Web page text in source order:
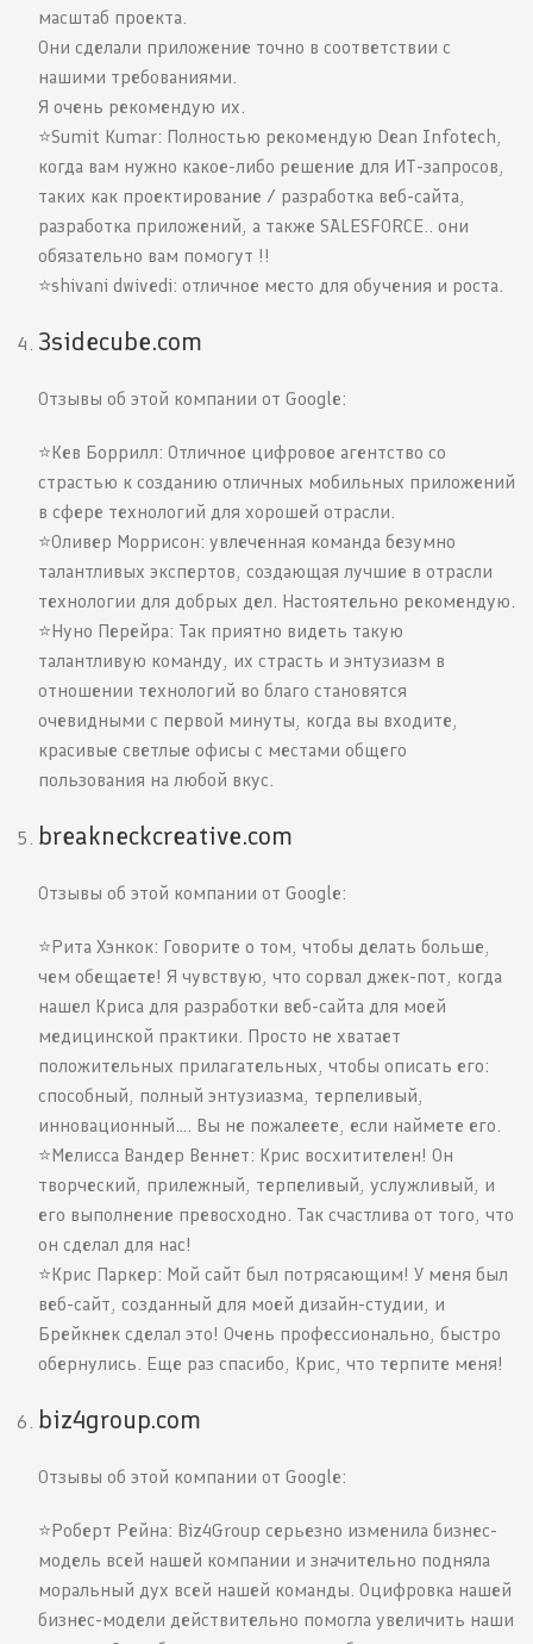
масштаб проекта.
Они сделали приложение точно в соответствии с
нашими требованиями.
Я очень рекомендую их.
⭐️Sumit Kumar: Полностью рекомендую Dean Infotech,
когда вам нужно какое-либо решение для ИТ-запросов,
таких как проектирование / разработка веб-сайта,
разработка приложений, а также SALESFORCE.. они
обязательно вам помогут !!
⭐️shivani dwivedi: отличное место для обучения и роста.
3sidecube.com
Отзывы об этой компании от Google:
⭐️Кев Боррилл: Отличное цифровое агентство со
страстью к созданию отличных мобильных приложений
в сфере технологий для хорошей отрасли.
⭐️Оливер Моррисон: увлеченная команда безумно
талантливых экспертов, создающая лучшие в отрасли
технологии для добрых дел. Настоятельно рекомендую.
⭐️Нуно Перейра: Так приятно видеть такую
талантливую команду, их страсть и энтузиазм в
отношении технологий во благо становятся
очевидными с первой минуты, когда вы входите,
красивые светлые офисы с местами общего
пользования на любой вкус.
breakneckcreative.com
Отзывы об этой компании от Google:
⭐️Рита Хэнкок: Говорите о том, чтобы делать больше,
чем обещаете! Я чувствую, что сорвал джек-пот, когда
нашел Криса для разработки веб-сайта для моей
медицинской практики. Просто не хватает
положительных прилагательных, чтобы описать его:
способный, полный энтузиазма, терпеливый,
инновационный…. Вы не пожалеете, если наймете его.
⭐️Мелисса Вандер Веннет: Крис восхитителен! Он
творческий, прилежный, терпеливый, услужливый, и
его выполнение превосходно. Так счастлива от того, что
он сделал для нас!
⭐️Крис Паркер: Мой сайт был потрясающим! У меня был
веб-сайт, созданный для моей дизайн-студии, и
Брейкнек сделал это! Очень профессионально, быстро
обернулись. Еще раз спасибо, Крис, что терпите меня!
biz4group.com
Отзывы об этой компании от Google:
⭐️Роберт Рейна: Biz4Group серьезно изменила бизнес-
модель всей нашей компании и значительно подняла
моральный дух всей нашей команды. Оцифровка нашей
бизнес-модели действительно помогла увеличить наши